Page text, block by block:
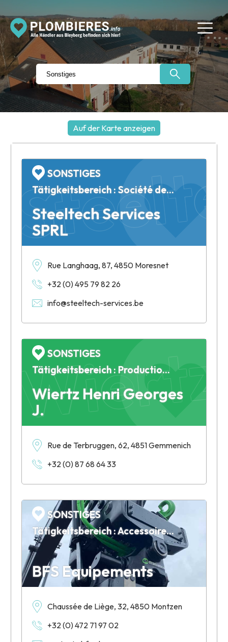
Auf der Karte anzeigen
Steeltech Services
SPRL
SONSTIGES
Tätigkeitsbereich : Société de Consultance
Rue Langhaag, 87, 4850 Moresnet
+32 (0) 495 79 82 26
info@steeltech-services.be
Wiertz Henri Georges
J.
SONSTIGES
Tätigkeitsbereich : Production de laine brute
Rue de Terbruggen, 62, 4851 Gemmenich
+32 (0) 87 68 64 33
BFS Equipements
SONSTIGES
Tätigkeitsbereich : Accessoires en tous genres pour mini-pelles, chargeuses à pneus et sur chenilles, ...
Chaussée de Liège, 32, 4850 Montzen
+32 (0) 472 71 97 02